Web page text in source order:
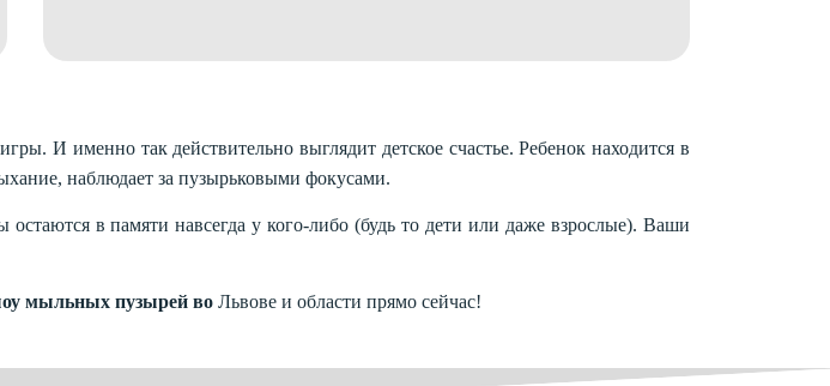
И именно так действительно выглядит детское счастье. Ребенок находится в
наблюдает за пузырьковыми фокусами.
в памяти навсегда у кого-либо (будь то дети или даже взрослые). Ваши
мыльных пузырей во Львове и области прямо сейчас!